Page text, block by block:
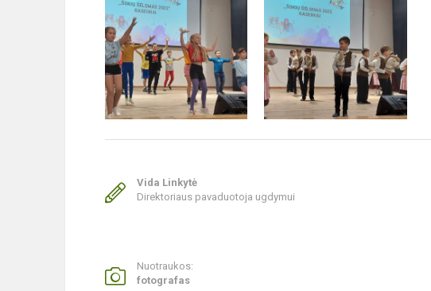
Vida Linkytė
Direktoriaus pavaduotoja ugdymui
Nuotraukos:
fotografas